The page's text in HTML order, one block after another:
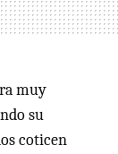
muy
su
coticen